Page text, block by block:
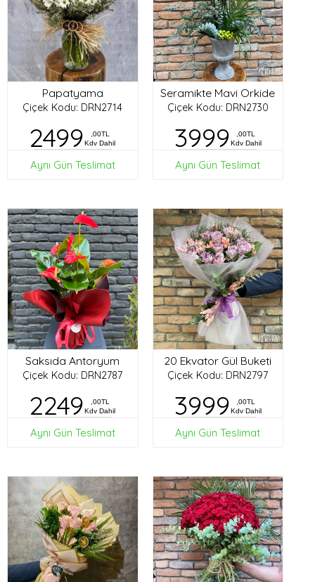
Papatyama
Çiçek Kodu: DRN2714
2499
,00TL
Kdv Dahil
Aynı Gün Teslimat
Seramikte Mavi Orkide
Çiçek Kodu: DRN2730
3999
,00TL
Kdv Dahil
Aynı Gün Teslimat
Saksıda Antoryum
Çiçek Kodu: DRN2787
2249
,00TL
Kdv Dahil
Aynı Gün Teslimat
20 Ekvator Gül Buketi
Çiçek Kodu: DRN2797
3999
,00TL
Kdv Dahil
Aynı Gün Teslimat